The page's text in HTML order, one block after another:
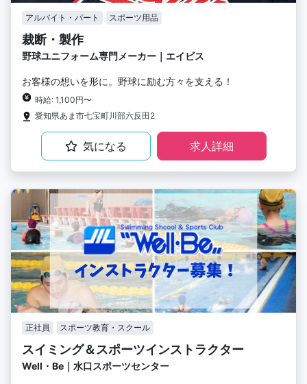
アルバイト・パート スポーツ用品
裁断・製作
野球ユニフォーム専門メーカー｜エイビス
お客様の想いを形に。野球に励む方々を支える！
時給: 1,100円〜
愛知県あま市七宝町川部六反田2
気になる 求人詳細
正社員 スポーツ教育・スクール
スイミング＆スポーツインストラクター
Well・Be｜水口スポーツセンター